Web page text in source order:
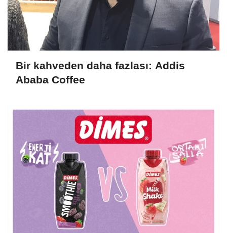
Bir kahveden daha fazlası: Addis
Ababa Coffee